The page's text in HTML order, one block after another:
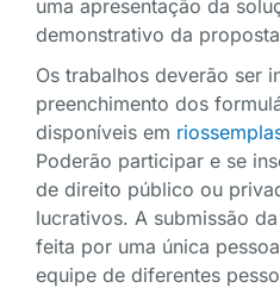
uma apresentação da
demonstrativo da
Os trabalhos deverão ser
preenchimento dos
disponíveis em
Poderão participar e se
de direito público ou
lucrativos. A submissão
feita por uma única
equipe de diferentes